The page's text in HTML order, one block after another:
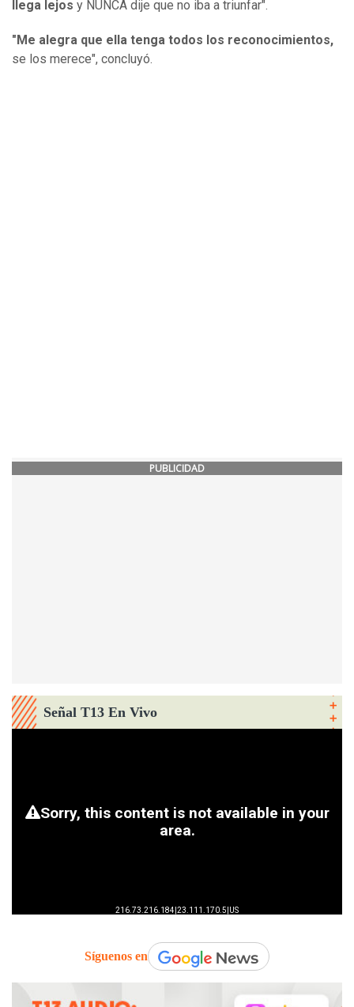
llega lejos y NUNCA dije que no iba a triunfar".
"Me alegra que ella tenga todos los reconocimientos,
se los merece", concluyó.
PUBLICIDAD
Señal T13 En Vivo
Síguenos en